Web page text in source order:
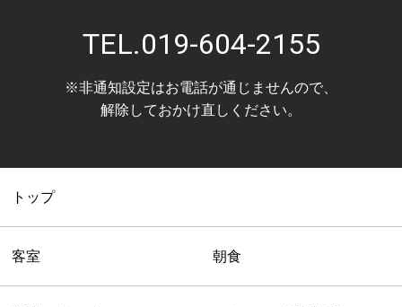
TEL.019-604-2155
※非通知設定はお電話が通じませんので、
解除しておかけ直しください。
トップ
客室 朝食